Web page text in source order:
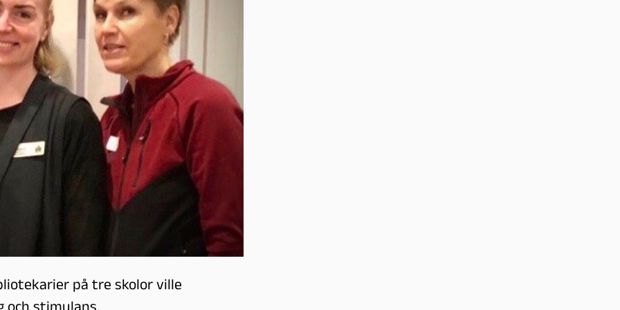
på tre skolor ville
och stimulans.